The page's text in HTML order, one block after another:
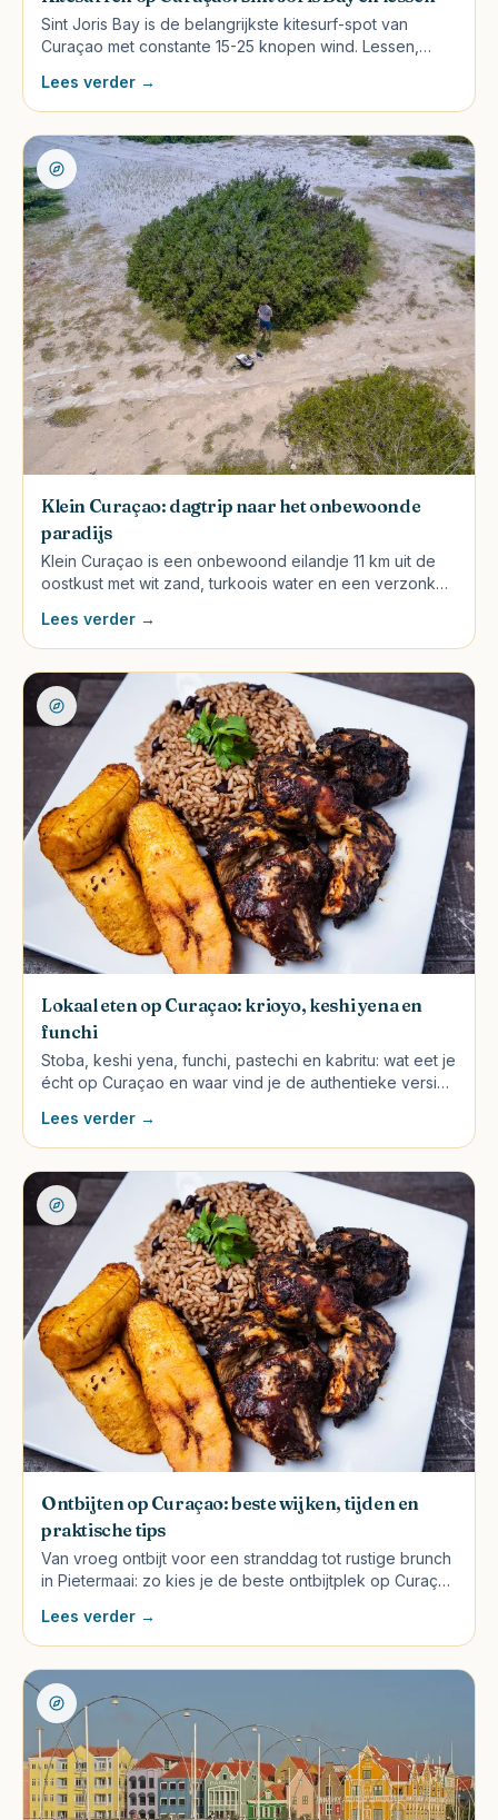
Sint Joris Bay is de belangrijkste kitesurf-spot van
Curaçao met constante 15-25 knopen wind. Lessen,
Lees verder →
Klein Curaçao: dagtrip naar het onbewoonde
paradijs
Klein Curaçao is een onbewoond eilandje 11 km uit de
oostkust met wit zand, turkoois water en een verzonken
verwachten en kritische tips.
Lees verder →
Lokaal eten op Curaçao: krioyo, keshi yena en
funchi
Stoba, keshi yena, funchi, pastechi en kabritu: wat eet je
écht op Curaçao en waar vind je de authentieke versie?
Lees verder →
Ontbijten op Curaçao: beste wijken, tijden en
praktische tips
Van vroeg ontbijt voor een stranddag tot rustige brunch
in Pietermaai: zo kies je de beste ontbijtplek op Curaçao
Lees verder →